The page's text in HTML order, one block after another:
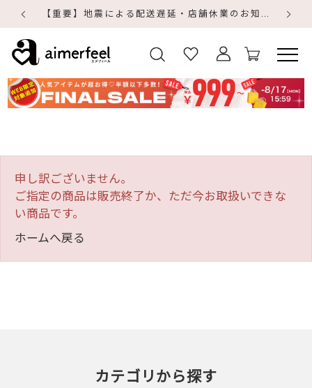
【重要】地震による配送遅延・店舗休業のお知らせ
申し訳ございません。
ご指定の商品は販売終了か、ただ今お取扱いできな
い商品です。
ホームへ戻る
カテゴリから探す